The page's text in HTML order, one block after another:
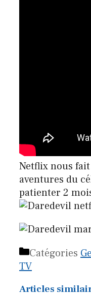
Netflix nous
aventures du
patienter 2
Catégories
TV
Articles